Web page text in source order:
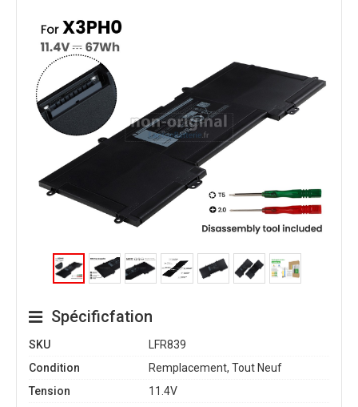
Spécificfation
SKU
LFR839
Condition
Remplacement, Tout Neuf
Tension
11.4V